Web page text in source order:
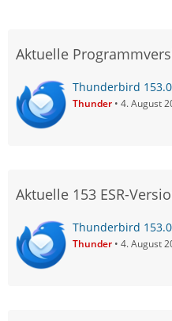
Aktuelle
Thunderbird
Thunder 4. August
Aktuelle 153 ESR-
Thunderbird
Thunder 4. August